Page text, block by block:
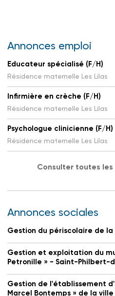
Annonces emploi
Educateur spécialisé (F/H)
Résidence maternelle Les Lilas
Infirmière en crèche (F/H)
Résidence maternelle Les Lilas
Psychologue clinicienne (F/H)
Résidence maternelle Les Lilas
Consulter toutes
Annonces sociales
Gestion du périscolaire de
Gestion et exploitation du
Petronille » - Saint-Philbert-
Gestion de l'établissement
Marcel Bontemps » de la